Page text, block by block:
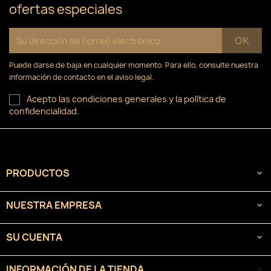
ofertas especiales
Puede darse de baja en cualquier momento. Para ello, consulte nuestra
información de contacto en el aviso legal.
Acepto las condiciones generales y la política de
confidencialidad.
PRODUCTOS 
NUESTRA EMPRESA 
SU CUENTA 
keyboard_arrow_down